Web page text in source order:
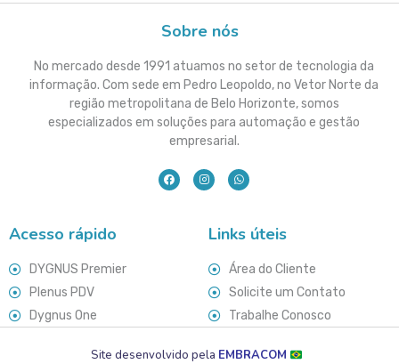
Sobre nós
No mercado desde 1991 atuamos no setor de tecnologia da
informação. Com sede em Pedro Leopoldo, no Vetor Norte da
região metropolitana de Belo Horizonte, somos
especializados em soluções para automação e gestão
empresarial.
Acesso rápido
DYGNUS Premier
Plenus PDV
Dygnus One
Links úteis
Área do Cliente
Solicite um Contato
Trabalhe Conosco
Site desenvolvido pela EMBRACOM